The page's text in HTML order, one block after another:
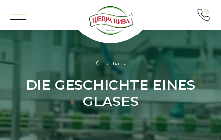
Zuhause
DIE GESCHICHTE EINES
GLASES